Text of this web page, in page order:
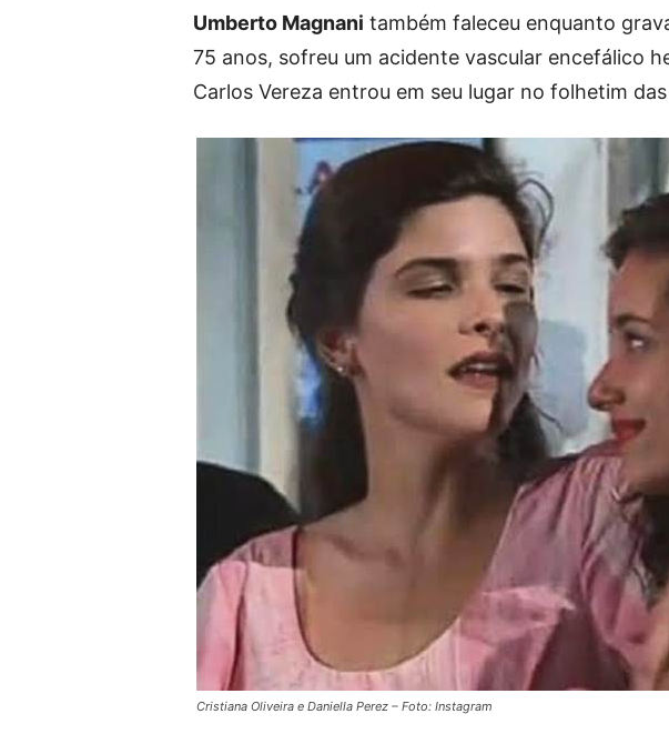
Umberto Magnani também faleceu enquanto
75 anos, sofreu um acidente vascular encefálico
Carlos Vereza entrou em seu lugar no folhetim
Cristiana Oliveira e Daniella Perez – Foto: Instagram